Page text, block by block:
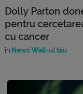
Dolly Parton
pentru
cu cancer
în News Wall-ul tău